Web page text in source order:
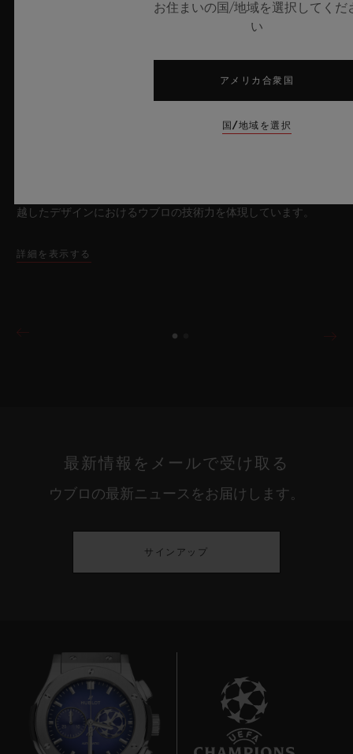
2026年7月8日、スイス・ニヨン – サファイアクリスタルにおい
て比類なき技術を誇るウブロは、新作「ビッグ・バン サファイ
ア スカイブルー」により、再び時計製造の限界を押し広げま
す。魅惑的なスカイブルーの透明感を放つサファイアクリスタル
のこのモデルは世界限定100本で展開され、最先端のメカニズム
越したデザインにおけるウブロの技術力を体現しています。
詳細を表示する
最新情報をメールで受け取る
ウブロの最新ニュースをお届けします。
サインアップ
お住まいの国/地域を選択してくだ
い
アメリカ合衆国
国/地域を選択